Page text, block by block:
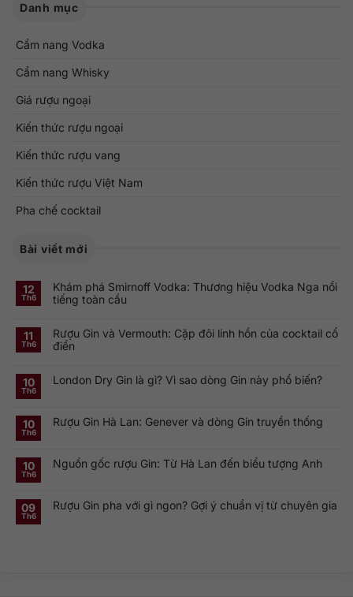
Danh mục
Cẩm nang Vodka
Cẩm nang Whisky
Giá rượu ngoại
Kiến thức rượu ngoại
Kiến thức rượu vang
Kiến thức rượu Việt Nam
Pha chế cocktail
Bài viết mới
12
Th6
Khám phá Smirnoff Vodka: Thương hiệu Vodka Nga nổi
tiếng toàn cầu
bình
luận
ở
Smirnoff
Vodka:
Nga
nổi
11
Th6
Rượu Gin và Vermouth: Cặp đôi linh hồn của cocktail cổ
điển
bình
luận
và
Vermouth:
hồn
của
10
Th6
London Dry Gin là gì? Vì sao dòng Gin này phổ biến?
luận
ở
là
Gin
10
Th6
Rượu Gin Hà Lan: Genever và dòng Gin truyền thống
luận
ở
Lan:
Genever
10
Th6
Nguồn gốc rượu Gin: Từ Hà Lan đến biểu tượng Anh
luận
ở
09
Th6
Rượu Gin pha với gì ngon? Gợi ý chuẩn vị từ chuyên gia